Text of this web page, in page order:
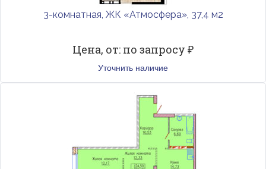
3-комнатная, ЖК «Атмосфера», 37,4 м2
Цена, от: по запросу ₽
Уточнить наличие